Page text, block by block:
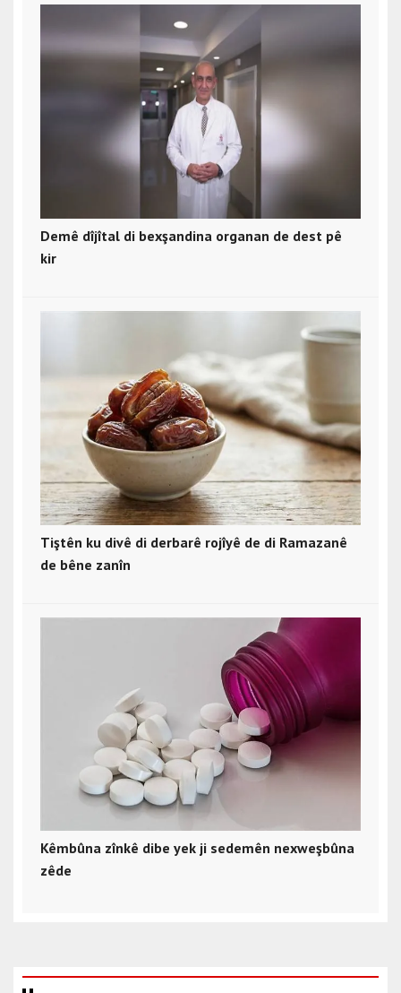
Demê dîjîtal di bexşandina organan de dest pê
kir
Tiştên ku divê di derbarê rojîyê de di Ramazanê
de bêne zanîn
Kêmbûna zînkê dibe yek ji sedemên nexweşbûna
zêde